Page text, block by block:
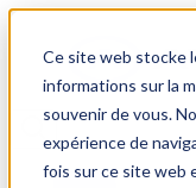
Ce site web stocke
informations sur la
souvenir de vous.
expérience de
fois sur ce site web